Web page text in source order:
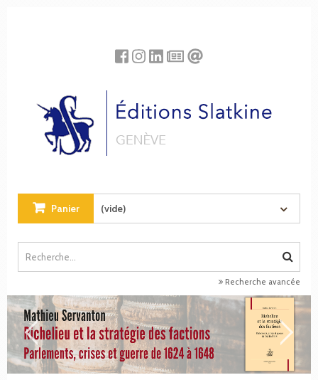
Panier (vide)
Recherche avancée